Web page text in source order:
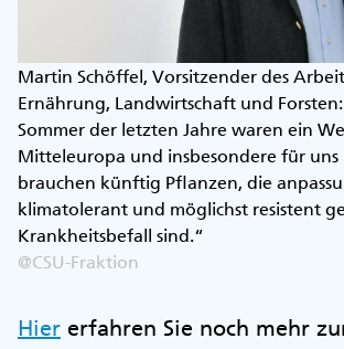
Martin Schöffel, Vorsitzender des
Ernährung, Landwirtschaft und
Sommer der letzten Jahre waren ein
Mitteleuropa und insbesondere für uns
brauchen künftig Pflanzen, die
klimatolerant und möglichst resistent
Krankheitsbefall sind.“
@CSU-Fraktion
Hier erfahren Sie noch mehr